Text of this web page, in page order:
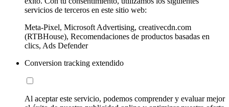
servicios de terceros en este sitio web:
Meta-Pixel, Microsoft Advertising, creativecdn.com
(RTBHouse), Recomendaciones de productos basadas en
clics, Ads Defender
Conversion tracking extendido
Al aceptar este servicio, podemos comprender y evaluar mejor